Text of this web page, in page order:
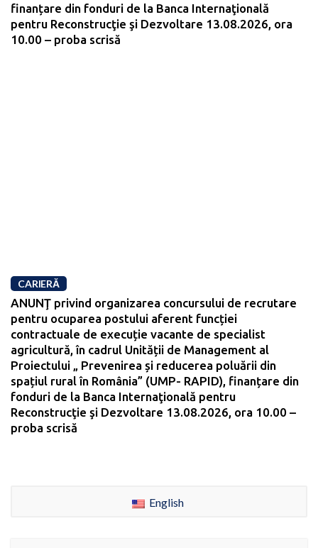
finanțare din fonduri de la Banca Internaţională
pentru Reconstrucţie şi Dezvoltare 13.08.2026, ora
10.00 – proba scrisă
CARIERĂ
ANUNŢ privind organizarea concursului de recrutare
pentru ocuparea postului aferent funcției
contractuale de execuție vacante de specialist
agricultură, în cadrul Unității de Management al
Proiectului „ Prevenirea și reducerea poluării din
spațiul rural în România” (UMP- RAPID), finanțare din
fonduri de la Banca Internaţională pentru
Reconstrucţie şi Dezvoltare 13.08.2026, ora 10.00 –
proba scrisă
English